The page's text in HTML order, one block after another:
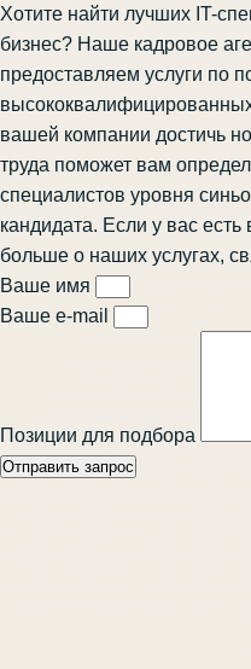
Хотите найти лучших IT-
бизнес? Наше кадровое
предоставляем услуги по
вашей компании достичь
труда поможет вам
специалистов уровня
кандидата. Если у вас
больше о наших услугах,
Ваше имя
Ваше e-mail
Позиции для подбора
Отправить запрос